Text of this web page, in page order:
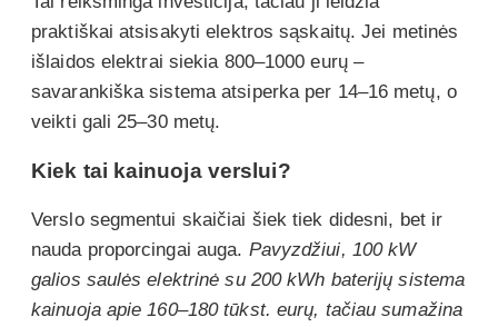
praktiškai atsisakyti elektros sąskaitų. Jei metinės
išlaidos elektrai siekia 800–1000 eurų –
savarankiška sistema atsiperka per 14–16 metų, o
veikti gali 25–30 metų.
Kiek tai kainuoja verslui?
Verslo segmentui skaičiai šiek tiek didesni, bet ir
nauda proporcingai auga. Pavyzdžiui, 100 kW
galios saulės elektrinė su 200 kWh baterijų sistema
kainuoja apie 160–180 tūkst. eurų, tačiau sumažina